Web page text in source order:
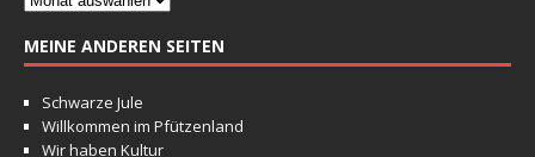
MEINE ANDEREN SEITEN
Schwarze Jule
Willkommen im Pfützenland
Wir haben Kultur